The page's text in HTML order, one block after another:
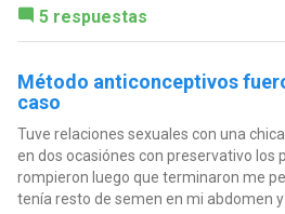
5 respuestas
Método anticonceptivos
caso
Tuve relaciones sexuales con una
en dos ocasiónes con preservativo los
rompieron luego que terminaron me
tenía resto de semen en mi abdomen